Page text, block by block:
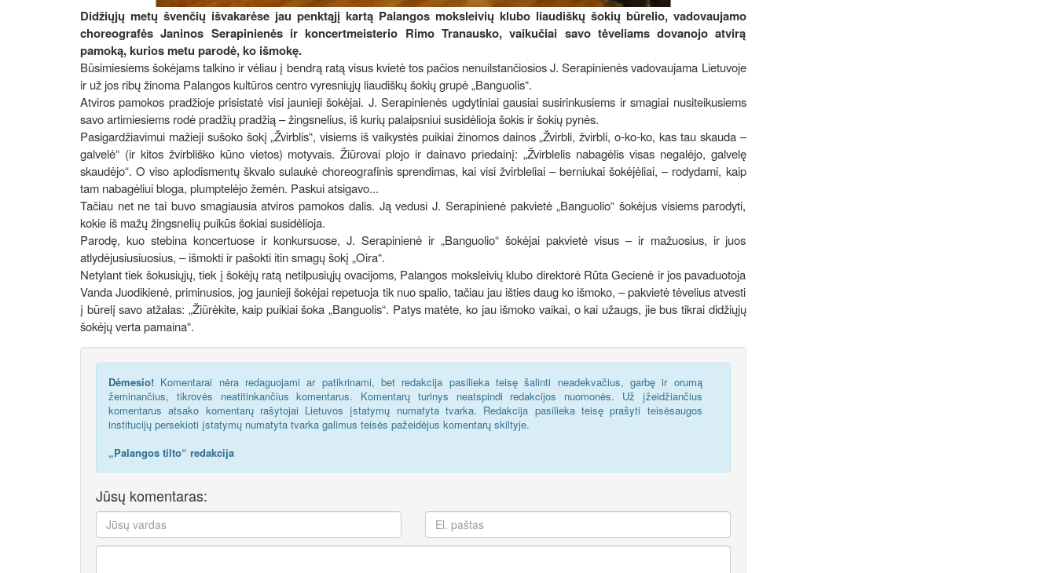
Didžiųjų metų švenčių išvakarėse jau penktąjį kartą Palangos moksleivių klubo liaudiškų šokių būrelio, vadovaujamo
choreografės Janinos Serapinienės ir koncertmeisterio Rimo Tranausko, vaikučiai savo tėveliams dovanojo atvirą
pamoką, kurios metu parodė, ko išmokę.
Būsimiesiems šokėjams talkino ir vėliau į bendrą ratą visus kvietė tos pačios nenuilstančiosios J. Serapinienės vadovaujama Lietuvoje
ir už jos ribų žinoma Palangos kultūros centro vyresniųjų liaudiškų šokių grupė „Banguolis“.
Atviros pamokos pradžioje prisistatė visi jaunieji šokėjai. J. Serapinienės ugdytiniai gausiai susirinkusiems ir smagiai nusiteikusiems
savo artimiesiems rodė pradžių pradžią – žingsnelius, iš kurių palaipsniui susidėlioja šokis ir šokių pynės.
Pasigardžiavimui mažieji sušoko šokį „Žvirblis“, visiems iš vaikystės puikiai žinomos dainos „Žvirbli, žvirbli, o-ko-ko, kas tau skauda –
galvelė“ (ir kitos žvirbliško kūno vietos) motyvais. Žiūrovai plojo ir dainavo priedainį: „Žvirblelis nabagėlis visas negalėjo, galvelę
skaudėjo“. O viso aplodismentų škvalo sulaukė choreografinis sprendimas, kai visi žvirbleliai – berniukai šokėjėliai, – rodydami, kaip
tam nabagėliui bloga, plumptelėjo žemėn. Paskui atsigavo...
Tačiau net ne tai buvo smagiausia atviros pamokos dalis. Ją vedusi J. Serapinienė pakvietė „Banguolio“ šokėjus visiems parodyti,
kokie iš mažų žingsnelių puikūs šokiai susidėlioja.
Parodę, kuo stebina koncertuose ir konkursuose, J. Serapinienė ir „Banguolio“ šokėjai pakvietė visus – ir mažuosius, ir juos
atlydėjusiusiuosius, – išmokti ir pašokti itin smagų šokį „Oira“.
Netylant tiek šokusiųjų, tiek į šokėjų ratą netilpusiųjų ovacijoms, Palangos moksleivių klubo direktorė Rūta Gecienė ir jos pavaduotoja
Vanda Juodikienė, priminusios, jog jaunieji šokėjai repetuoja tik nuo spalio, tačiau jau išties daug ko išmoko, – pakvietė tėvelius atvesti
į būrelį savo atžalas: „Žiūrėkite, kaip puikiai šoka „Banguolis“. Patys matėte, ko jau išmoko vaikai, o kai užaugs, jie bus tikrai didžiųjų
šokėjų verta pamaina“.
Dėmesio! Komentarai nėra redaguojami ar patikrinami, bet redakcija pasilieka teisę šalinti neadekvačius, garbę ir orumą
žeminančius, tikrovės neatitinkančius komentarus. Komentarų turinys neatspindi redakcijos nuomonės. Už įžeidžiančius
komentarus atsako komentarų rašytojai Lietuvos įstatymų numatyta tvarka. Redakcija pasilieka teisę prašyti teisėsaugos
institucijų persekioti įstatymų numatyta tvarka galimus teisės pažeidėjus komentarų skiltyje.
„Palangos tilto“ redakcija
Jūsų komentaras: